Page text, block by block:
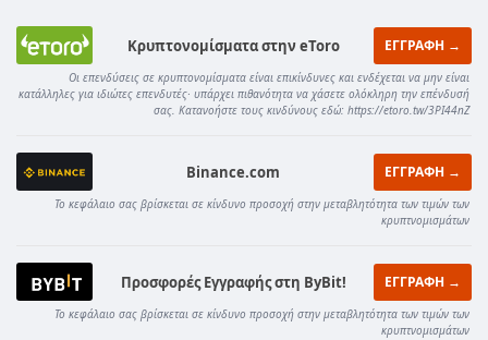
Κρυπτονομίσματα στην eToro ΕΓΓΡΑΦΗ →
Οι επενδύσεις σε κρυπτονομίσματα είναι επικίνδυνες και ενδέχεται να μην είναι
κατάλληλες για ιδιώτες επενδυτές· υπάρχει πιθανότητα να χάσετε ολόκληρη την επένδυσή
σας. Κατανοήστε τους κινδύνους εδώ: https://etoro.tw/3PI44nZ
Binance.com ΕΓΓΡΑΦΗ →
Το κεφάλαιο σας βρίσκεται σε κίνδυνο προσοχή στην μεταβλητότητα των τιμών των
κρυπτνομισμάτων
Προσφορές Εγγραφής στη ByBit! ΕΓΓΡΑΦΗ →
Το κεφάλαιο σας βρίσκεται σε κίνδυνο προσοχή στην μεταβλητότητα των τιμών των
κρυπτνομισμάτων